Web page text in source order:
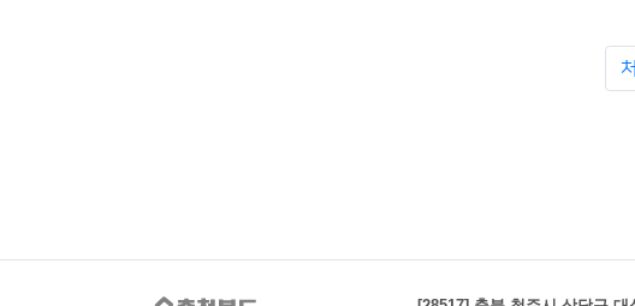
충청북도 도시재생지원센터